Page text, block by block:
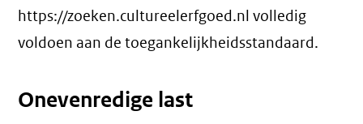
https://zoeken.cultureelerfgoed.nl volledig
voldoen aan de toegankelijkheidsstandaard.
Onevenredige last